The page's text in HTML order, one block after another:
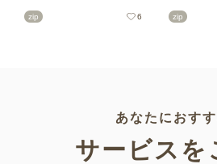
の印刷用テンプレート、飾り
zip 6
リーの可
なシーン
zip
あなたにおす
サービスを